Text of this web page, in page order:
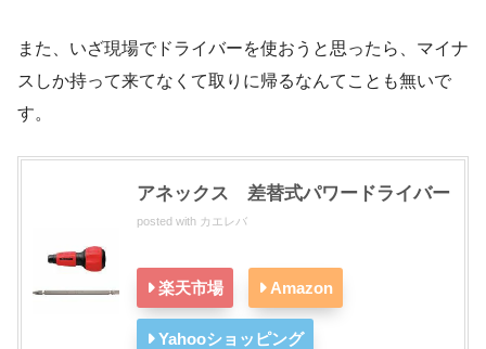
また、いざ現場でドライバーを使おうと思ったら、マイナ
スしか持って来てなくて取りに帰るなんてことも無いで
す。
アネックス 差替式パワードライバー
posted with カエレバ
楽天市場 Amazon
Yahooショッピング